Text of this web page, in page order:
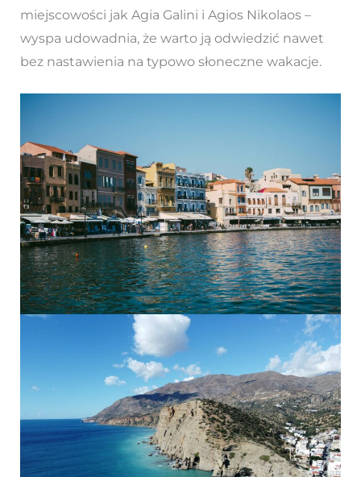
miejscowości jak Agia Galini i Agios Nikolaos –
wyspa udowadnia, że warto ją odwiedzić nawet
bez nastawienia na typowo słoneczne wakacje.